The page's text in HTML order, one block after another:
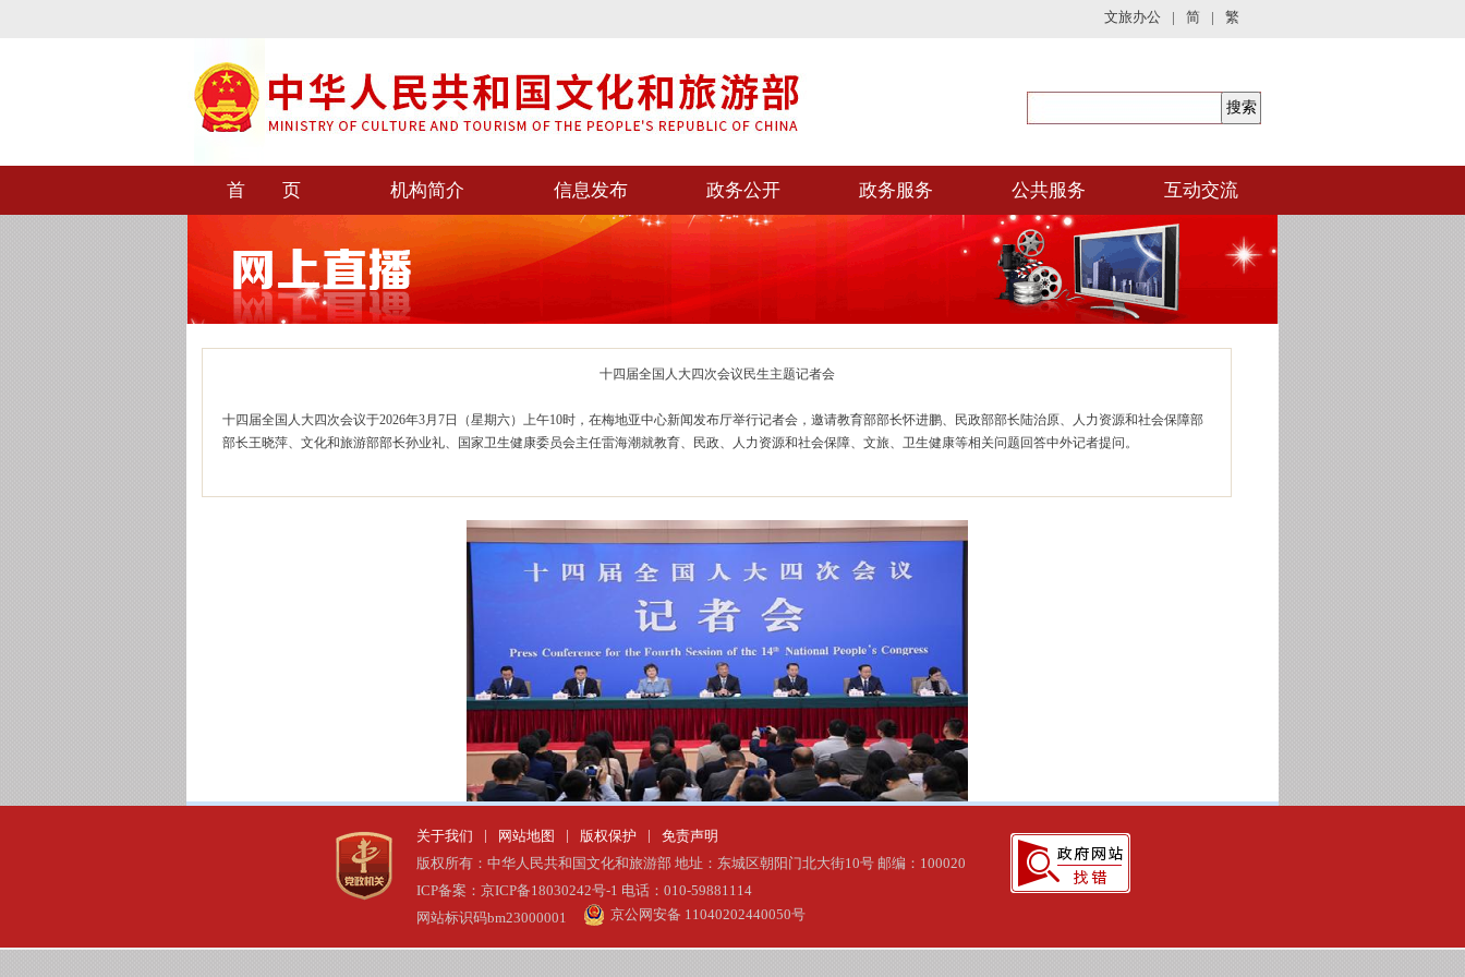
文旅办公 | 简 | 繁
首 页 机构简介 信息发布 政务公开 政务服务 公共服务 互动交流
十四届全国人大四次会议民生主题记者会
十四届全国人大四次会议于2026年3月7日（星期六）上午10时，在梅地亚中心新闻发布厅举行记者会，邀请教育部部长怀进鹏、民政部部长陆治原、人力资源和社会保障部
部长王晓萍、文化和旅游部部长孙业礼、国家卫生健康委员会主任雷海潮就教育、民政、人力资源和社会保障、文旅、卫生健康等相关问题回答中外记者提问。